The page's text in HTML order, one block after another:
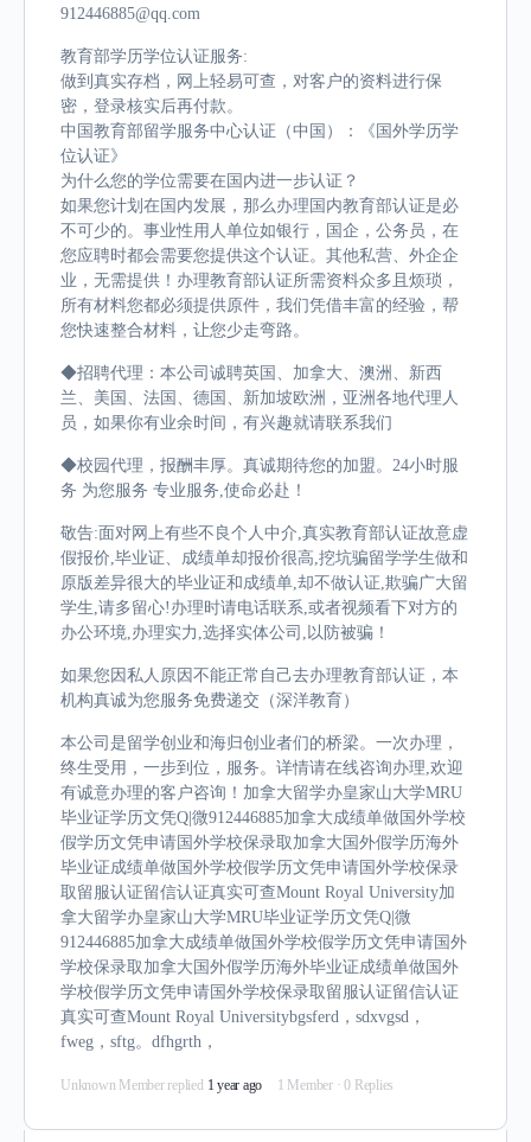
912446885@qq.com
教育部学历学位认证服务:
做到真实存档，网上轻易可查，对客户的资料进行保
密，登录核实后再付款。
中国教育部留学服务中心认证（中国）：《国外学历学
位认证》
为什么您的学位需要在国内进一步认证？
如果您计划在国内发展，那么办理国内教育部认证是必
不可少的。事业性用人单位如银行，国企，公务员，在
您应聘时都会需要您提供这个认证。其他私营、外企企
业，无需提供！办理教育部认证所需资料众多且烦琐，
所有材料您都必须提供原件，我们凭借丰富的经验，帮
您快速整合材料，让您少走弯路。
◆招聘代理：本公司诚聘英国、加拿大、澳洲、新西
兰、美国、法国、德国、新加坡欧洲，亚洲各地代理人
员，如果你有业余时间，有兴趣就请联系我们
◆校园代理，报酬丰厚。真诚期待您的加盟。24小时服
务 为您服务 专业服务,使命必赴！
敬告:面对网上有些不良个人中介,真实教育部认证故意虚
假报价,毕业证、成绩单却报价很高,挖坑骗留学学生做和
原版差异很大的毕业证和成绩单,却不做认证,欺骗广大留
学生,请多留心!办理时请电话联系,或者视频看下对方的
办公环境,办理实力,选择实体公司,以防被骗！
如果您因私人原因不能正常自己去办理教育部认证，本
机构真诚为您服务免费递交（深洋教育）
本公司是留学创业和海归创业者们的桥梁。一次办理，
终生受用，一步到位，服务。详情请在线咨询办理,欢迎
有诚意办理的客户咨询！加拿大留学办皇家山大学MRU
毕业证学历文凭Q|微912446885加拿大成绩单做国外学校
假学历文凭申请国外学校保录取加拿大国外假学历海外
毕业证成绩单做国外学校假学历文凭申请国外学校保录
取留服认证留信认证真实可查Mount Royal University加
拿大留学办皇家山大学MRU毕业证学历文凭Q|微
912446885加拿大成绩单做国外学校假学历文凭申请国外
学校保录取加拿大国外假学历海外毕业证成绩单做国外
学校假学历文凭申请国外学校保录取留服认证留信认证
真实可查Mount Royal Universitybgsferd，sdxvgsd，
fweg，sftg。dfhgrth，
Unknown Member replied 1 year ago 1 Member · 0 Replies